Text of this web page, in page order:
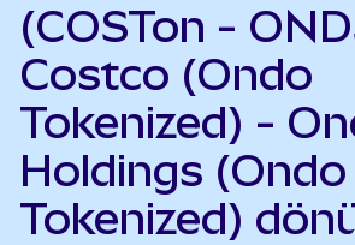
(COSTon -
Costco (Ondo
Tokenized) -
Holdings (Ondo
Tokenized)